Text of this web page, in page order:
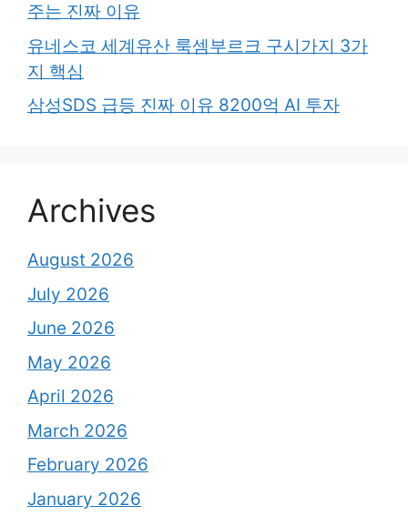
주는 진짜 이유
유네스코 세계유산 룩셈부르크 구시가지 3가
지 핵심
삼성SDS 급등 진짜 이유 8200억 AI 투자
Archives
August 2026
July 2026
June 2026
May 2026
April 2026
March 2026
February 2026
January 2026